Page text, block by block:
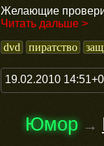
Желающие
Читать дальше >
dvd
пиратство
19.02.2010
Юмор →